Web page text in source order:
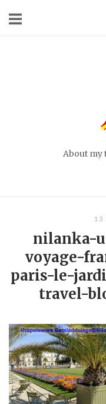
About my
13
nilanka-
voyage-
paris-le-
travel-